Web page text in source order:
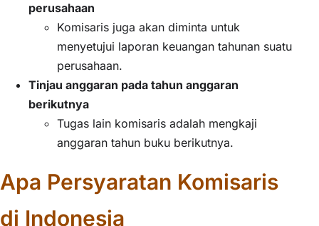
perusahaan
Komisaris juga akan diminta untuk
menyetujui laporan keuangan tahunan suatu
perusahaan.
Tinjau anggaran pada tahun anggaran
berikutnya
Tugas lain komisaris adalah mengkaji
anggaran tahun buku berikutnya.
Apa Persyaratan Komisaris
di Indonesia